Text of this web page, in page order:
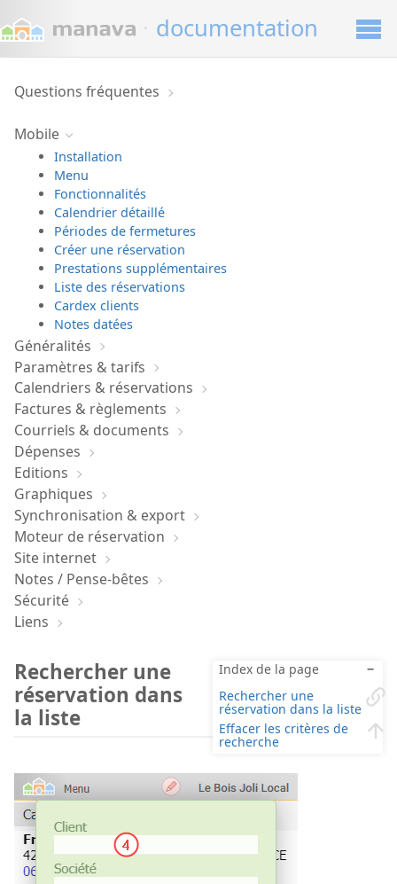
· documentation
Questions fréquentes
Mobile
Installation
Menu
Fonctionnalités
Calendrier détaillé
Périodes de fermetures
Créer une réservation
Prestations supplémentaires
Liste des réservations
Cardex clients
Notes datées
Généralités
Paramètres & tarifs
Calendriers & réservations
Factures & règlements
Courriels & documents
Dépenses
Editions
Graphiques
Synchronisation & export
Moteur de réservation
Site internet
Notes / Pense-bêtes
Sécurité
Liens
−
Index de la page
Rechercher une
réservation dans la liste
Effacer les critères de
recherche
Rechercher une
réservation dans
la liste